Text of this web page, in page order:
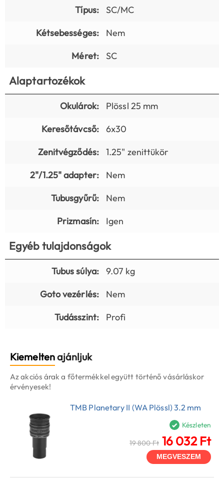
Típus:
SC/MC
Kétsebességes:
Nem
Méret:
SC
Alaptartozékok
Okulárok:
Plössl 25 mm
Keresőtávcső:
6x30
Zenitvégződés:
1.25" zenittükör
2"/1.25" adapter:
Nem
Tubusgyűrű:
Nem
Prizmasín:
Igen
Egyéb tulajdonságok
Tubus súlya:
9.07 kg
Goto vezérlés:
Nem
Tudásszint:
Profi
Kiemeltenajánljuk
Az akciós árak a főtermékkel együtt történő vásárláskor
érvényesek!
TMB Planetary II (WA Plössl) 3.2 mm
Készleten
19 800 Ft 16 032 Ft
MEGVESZEM